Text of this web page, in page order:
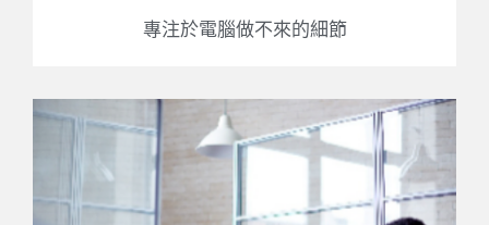
專注於電腦做不來的細節